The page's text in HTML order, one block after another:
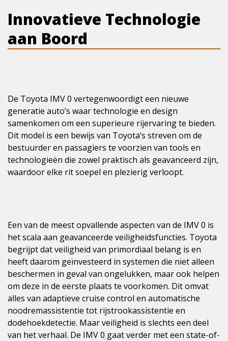
Innovatieve Technologie
aan Boord
De Toyota IMV 0 vertegenwoordigt een nieuwe
generatie auto’s waar technologie en design
samenkomen om een superieure rijervaring te bieden.
Dit model is een bewijs van Toyota’s streven om de
bestuurder en passagiers te voorzien van tools en
technologieën die zowel praktisch als geavanceerd zijn,
waardoor elke rit soepel en plezierig verloopt.
Een van de meest opvallende aspecten van de IMV 0 is
het scala aan geavanceerde veiligheidsfuncties. Toyota
begrijpt dat veiligheid van primordiaal belang is en
heeft daarom geïnvesteerd in systemen die niet alleen
beschermen in geval van ongelukken, maar ook helpen
om deze in de eerste plaats te voorkomen. Dit omvat
alles van adaptieve cruise control en automatische
noodremassistentie tot rijstrookassistentie en
dodehoekdetectie. Maar veiligheid is slechts een deel
van het verhaal. De IMV 0 gaat verder met een state-of-